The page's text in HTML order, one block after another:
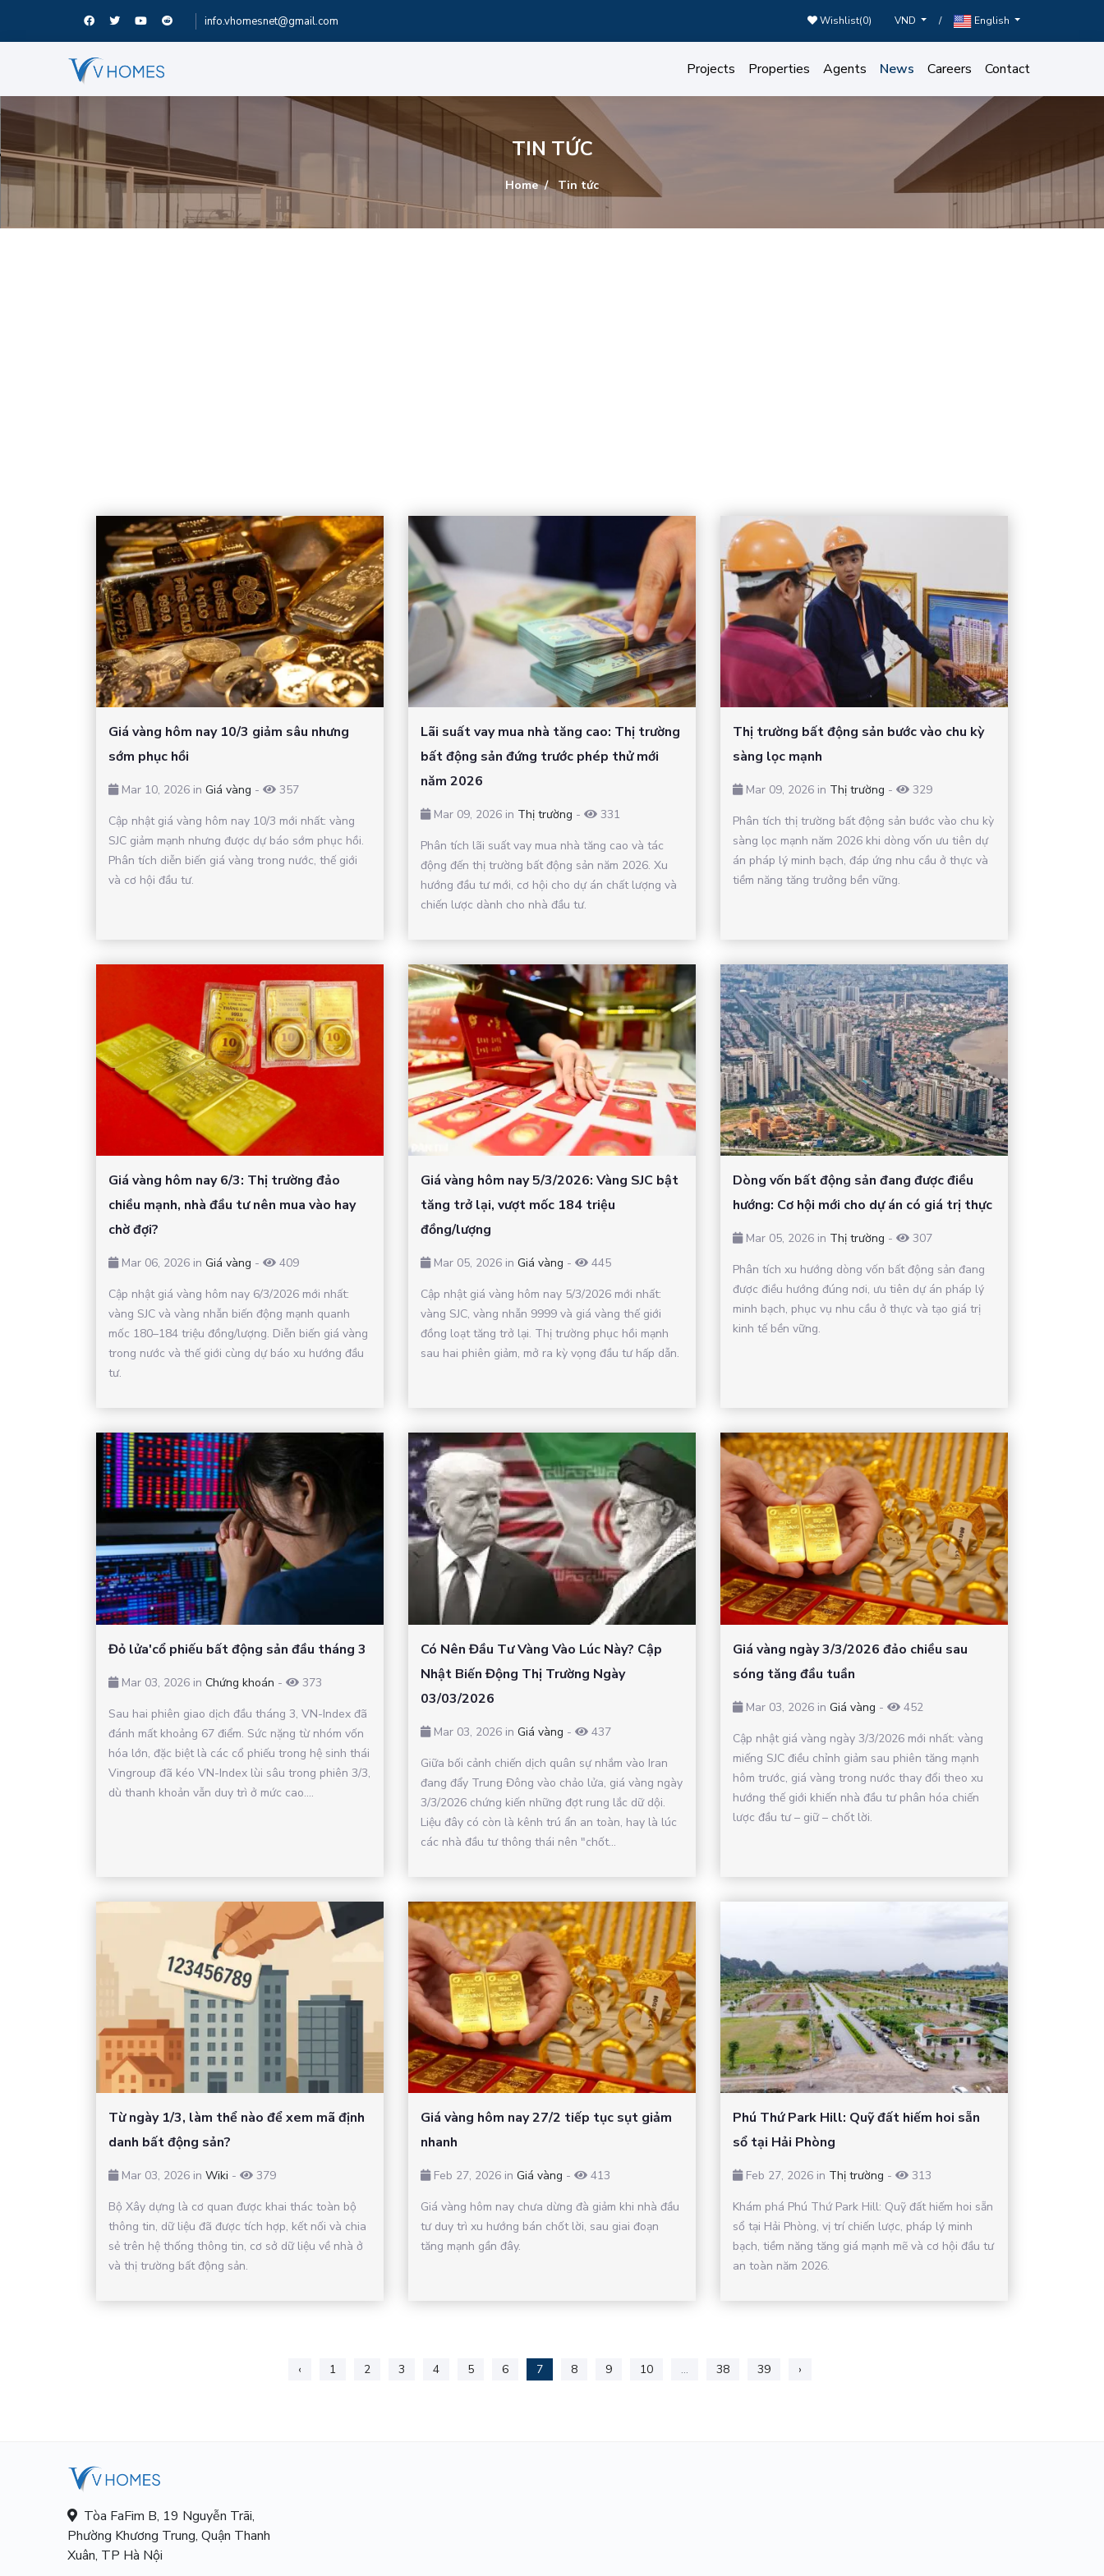
info.vhomesnet@gmail.com Wishlist(0) VND / English
Projects Properties Agents News Careers Contact
TIN TỨC
Home Tin tức
Giá vàng hôm nay 10/3 giảm sâu nhưng
sớm phục hồi
Mar 10, 2026 in Giá vàng -
357
Cập nhật giá vàng hôm nay 10/3 mới nhất: vàng
SJC giảm mạnh nhưng được dự báo sớm phục hồi.
Phân tích diễn biến giá vàng trong nước, thế giới
và cơ hội đầu tư.
Lãi suất vay mua nhà tăng cao: Thị trường
bất động sản đứng trước phép thử mới
năm 2026
Mar 09, 2026 in Thị trường -
331
Phân tích lãi suất vay mua nhà tăng cao và tác
động đến thị trường bất động sản năm 2026. Xu
hướng đầu tư mới, cơ hội cho dự án chất lượng và
chiến lược dành cho nhà đầu tư.
Thị trường bất động sản bước vào chu kỳ
sàng lọc mạnh
Mar 09, 2026 in Thị trường -
329
Phân tích thị trường bất động sản bước vào chu kỳ
sàng lọc mạnh năm 2026 khi dòng vốn ưu tiên dự
án pháp lý minh bạch, đáp ứng nhu cầu ở thực và
tiềm năng tăng trưởng bền vững.
Giá vàng hôm nay 6/3: Thị trường đảo
chiều mạnh, nhà đầu tư nên mua vào hay
chờ đợi?
Mar 06, 2026 in Giá vàng -
409
Cập nhật giá vàng hôm nay 6/3/2026 mới nhất:
vàng SJC và vàng nhẫn biến động mạnh quanh
mốc 180–184 triệu đồng/lượng. Diễn biến giá vàng
trong nước và thế giới cùng dự báo xu hướng đầu
tư.
Giá vàng hôm nay 5/3/2026: Vàng SJC bật
tăng trở lại, vượt mốc 184 triệu
đồng/lượng
Mar 05, 2026 in Giá vàng -
445
Cập nhật giá vàng hôm nay 5/3/2026 mới nhất:
vàng SJC, vàng nhẫn 9999 và giá vàng thế giới
đồng loạt tăng trở lại. Thị trường phục hồi mạnh
sau hai phiên giảm, mở ra kỳ vọng đầu tư hấp dẫn.
Dòng vốn bất động sản đang được điều
hướng: Cơ hội mới cho dự án có giá trị thực
Mar 05, 2026 in Thị trường -
307
Phân tích xu hướng dòng vốn bất động sản đang
được điều hướng đúng nơi, ưu tiên dự án pháp lý
minh bạch, phục vụ nhu cầu ở thực và tạo giá trị
kinh tế bền vững.
Đỏ lửa'cổ phiếu bất động sản đầu tháng 3
Mar 03, 2026 in Chứng khoán -
373
Sau hai phiên giao dịch đầu tháng 3, VN-Index đã
đánh mất khoảng 67 điểm. Sức nặng từ nhóm vốn
hóa lớn, đặc biệt là các cổ phiếu trong hệ sinh thái
Vingroup đã kéo VN-Index lùi sâu trong phiên 3/3,
dù thanh khoản vẫn duy trì ở mức cao....
Có Nên Đầu Tư Vàng Vào Lúc Này? Cập
Nhật Biến Động Thị Trường Ngày
03/03/2026
Mar 03, 2026 in Giá vàng -
437
Giữa bối cảnh chiến dịch quân sự nhắm vào Iran
đang đẩy Trung Đông vào chảo lửa, giá vàng ngày
3/3/2026 chứng kiến những đợt rung lắc dữ dội.
Liệu đây có còn là kênh trú ẩn an toàn, hay là lúc
các nhà đầu tư thông thái nên "chốt...
Giá vàng ngày 3/3/2026 đảo chiều sau
sóng tăng đầu tuần
Mar 03, 2026 in Giá vàng -
452
Cập nhật giá vàng ngày 3/3/2026 mới nhất: vàng
miếng SJC điều chỉnh giảm sau phiên tăng mạnh
hôm trước, giá vàng trong nước thay đổi theo xu
hướng thế giới khiến nhà đầu tư phân hóa chiến
lược đầu tư – giữ – chốt lời.
Từ ngày 1/3, làm thể nào để xem mã định
danh bất động sản?
Mar 03, 2026 in Wiki -
379
Bộ Xây dựng là cơ quan được khai thác toàn bộ
thông tin, dữ liệu đã được tích hợp, kết nối và chia
sẻ trên hệ thống thông tin, cơ sở dữ liệu về nhà ở
và thị trường bất động sản.
Giá vàng hôm nay 27/2 tiếp tục sụt giảm
nhanh
Feb 27, 2026 in Giá vàng -
413
Giá vàng hôm nay chưa dừng đà giảm khi nhà đầu
tư duy trì xu hướng bán chốt lời, sau giai đoạn
tăng mạnh gần đây.
Phú Thứ Park Hill: Quỹ đất hiếm hoi sẵn
sổ tại Hải Phòng
Feb 27, 2026 in Thị trường -
313
Khám phá Phú Thứ Park Hill: Quỹ đất hiếm hoi sẵn
sổ tại Hải Phòng, vị trí chiến lược, pháp lý minh
bạch, tiềm năng tăng giá mạnh mẽ và cơ hội đầu tư
an toàn năm 2026.
‹ 1 2 3 4 5 6 7 8 9 10 ... 38 39 ›
Tòa FaFim B, 19 Nguyễn Trãi,
Phường Khương Trung, Quận Thanh
Xuân, TP Hà Nội